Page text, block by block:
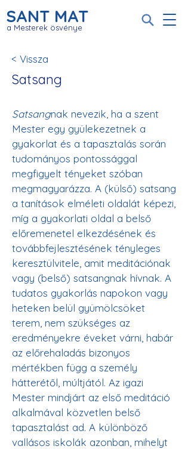
SANT MAT
a Mesterek ösvénye
< Vissza
Satsang
Satsangnak nevezik, ha a szent
Mester egy gyülekezetnek a
gyakorlat és a tapasztalás során
tudományos pontossággal
megfigyelt tényeket szóban
megmagyarázza. A (külső) satsang
a tanítások elméleti oldalát képezi,
míg a gyakorlati oldal a belső
előremenetel elkezdésének és
továbbfejlesztésének tényleges
keresztülvitele, amit meditációnak
vagy (belső) satsangnak hívnak. A
tudatos gyakorlás napokon vagy
heteken belül gyümölcsöket
terem, nem szükséges az
eredményekre éveket várni, habár
az előrehaladás bizonyos
mértékben függ a személy
hátterétől, múltjától. Az igazi
Mester mindjárt az első meditáció
alkalmával közvetlen belső
tapasztalást ad. A különböző
vallásos iskolák azonban, mihelyt